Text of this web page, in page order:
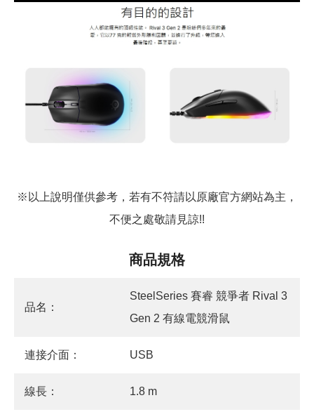
※以上說明僅供參考，若有不符請以原廠官方網站為主，
不便之處敬請見諒!!
商品規格
品名：
SteelSeries 賽睿 競爭者 Rival 3
Gen 2 有線電競滑鼠
連接介面： USB
線長： 1.8 m